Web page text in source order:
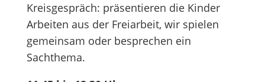
Kreisgespräch: präsentieren die Kinder
Arbeiten aus der Freiarbeit, wir spielen
gemeinsam oder besprechen ein
Sachthema.